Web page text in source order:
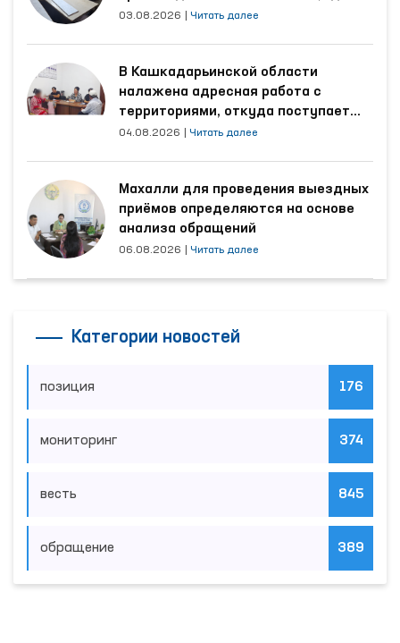
трудятся осуждённые
03.08.2026 Читать далее
В Кашкадарьинской области
налажена адресная работа с
территориями, откуда поступает
наибольшее количество обращений
04.08.2026 Читать далее
Махалли для проведения выездных
приёмов определяются на основе
анализа обращений
06.08.2026 Читать далее
Категории новостей
позиция 176
мониторинг 374
весть 845
обращение 389